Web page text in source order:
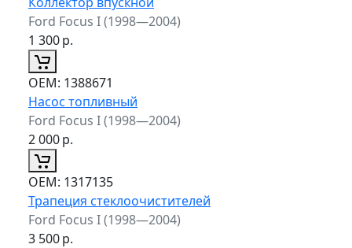
Ford Focus I (1998—2004)
1 300р.
ОЕМ: 1388671
Насос топливный
Ford Focus I (1998—2004)
2 000р.
ОЕМ: 1317135
Трапеция стеклоочистителей
Ford Focus I (1998—2004)
3 500р.